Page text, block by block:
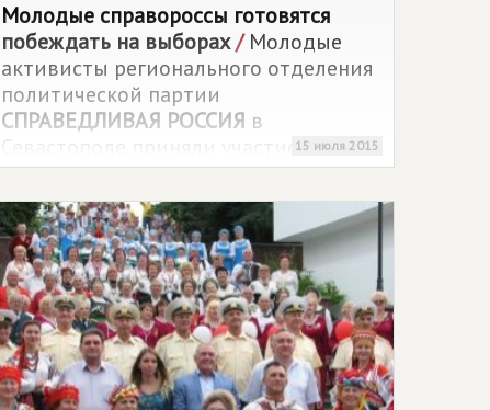
Молодые справороссы готовятся
побеждать на выборах/Молодые
активисты регионального отделения
политической партии
СПРАВЕДЛИВАЯ РОССИЯ в
Севастополе приняли участие в
работе обучающего семинара
"Молодежный кадровый резерв
партииСПРАВЕДЛИВАЯ РОССИЯв
Калужской области.
15 июля 2015